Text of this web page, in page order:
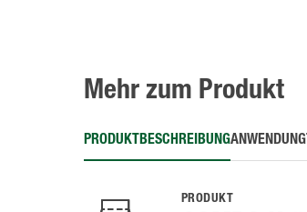
Mehr zum Produkt
PRODUKTBESCHREIBUNGANWENDUNG
PRODUKT